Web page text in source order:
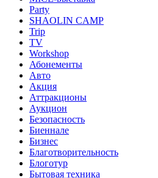
Party
SHAOLIN CAMP
Trip
TV
Workshop
Абонементы
Авто
Акция
Аттракционы
Аукцион
Безопасность
Биеннале
Бизнес
Благотворительность
Блоготур
Бытовая техника